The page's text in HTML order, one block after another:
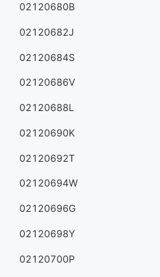
02120680B
02120682J
02120684S
02120686V
02120688L
02120690K
02120692T
02120694W
02120696G
02120698Y
02120700P